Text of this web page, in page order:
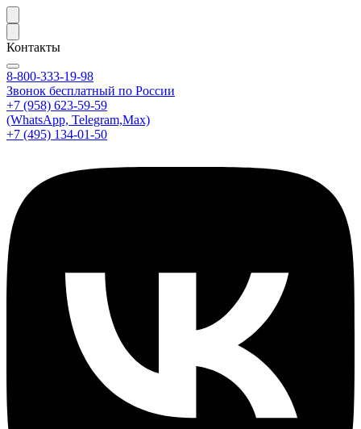
Контакты
8-800-333-19-98
Звонок бесплатный по России
+7 (958) 623-59-59
(WhatsApp, Telegram,Max)
+7 (495) 134-01-50